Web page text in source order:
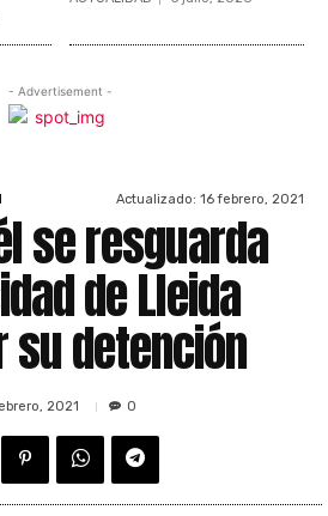
- Advertisement -